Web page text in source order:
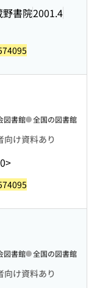
野書院2001.4
向け資料あり
図書館 全国の図書館
向け資料あり
図書館 全国の図書館